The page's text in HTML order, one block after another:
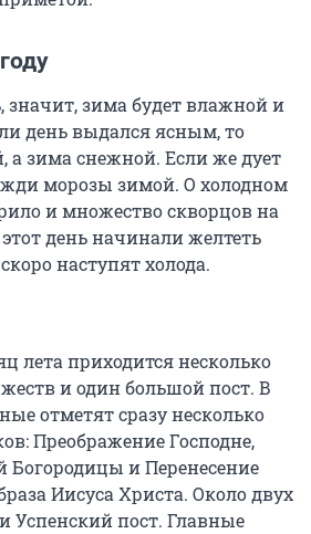
зима будет влажной и
день выдался ясным, то
а зима снежной. Если же дует
жди морозы зимой. О холодном
и множество скворцов на
день начинали желтеть
наступят холода.
лета приходится несколько
и один большой пост. В
отметят сразу несколько
Преображение Господне,
Богородицы и Перенесение
Иисуса Христа. Около двух
Успенский пост. Главные